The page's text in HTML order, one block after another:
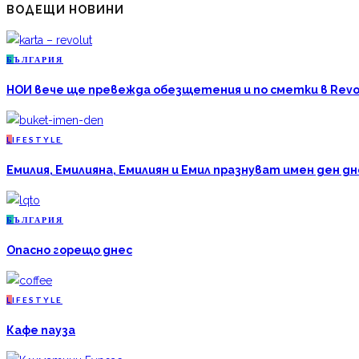
ВОДЕЩИ НОВИНИ
Б ЪЛГАРИЯ
НОИ вече ще превежда обезщетения и по сметки в
L IFESTYLE
Емилия, Емилияна, Емилиян и Емил празнуват имен ден
Б ЪЛГАРИЯ
Опасно горещо днес
L IFESTYLE
Кафе пауза